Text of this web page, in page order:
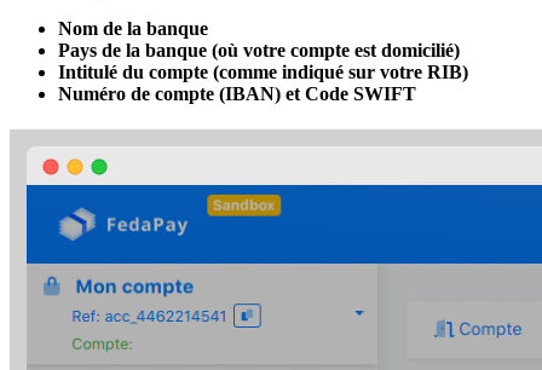
Nom de la banque
Pays de la banque (où votre compte est domicilié)
Intitulé du compte (comme indiqué sur votre RIB)
Numéro de compte (IBAN) et Code SWIFT